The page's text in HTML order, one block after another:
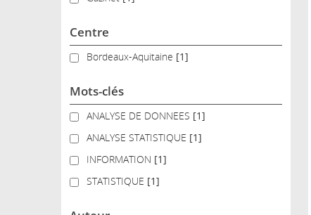
Centre
Bordeaux-Aquitaine
Bordeaux-Aquitaine [1]
Mots-clés
ANALYSE DE DONNEES
ANALYSE DE DONNEES [1]
ANALYSE STATISTIQUE
ANALYSE STATISTIQUE [1]
INFORMATION
INFORMATION [1]
STATISTIQUE
STATISTIQUE [1]